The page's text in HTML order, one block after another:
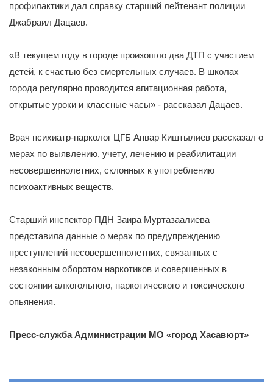
профилактики дал справку старший лейтенант полиции
Джабраил Дацаев.
«В текущем году в городе произошло два ДТП с участием
детей, к счастью без смертельных случаев. В школах
города регулярно проводится агитационная работа,
открытые уроки и классные часы» - рассказал Дацаев.
Врач психиатр-нарколог ЦГБ Анвар Киштылиев рассказал о
мерах по выявлению, учету, лечению и реабилитации
несовершеннолетних, склонных к употреблению
психоактивных веществ.
Старший инспектор ПДН Заира Муртазаалиева
представила данные о мерах по предупреждению
преступлений несовершеннолетних, связанных с
незаконным оборотом наркотиков и совершенных в
состоянии алкогольного, наркотического и токсического
опьянения.
Пресс-служба Администрации МО «город Хасавюрт»